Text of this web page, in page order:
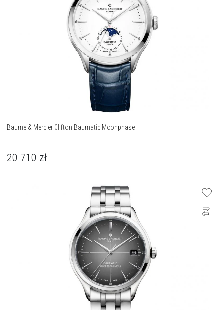
Baume & Mercier Clifton Baumatic Moonphase
20 710 zł